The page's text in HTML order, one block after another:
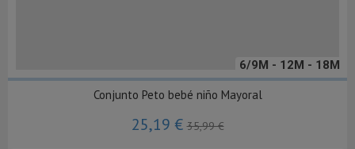
6/9M - 12M - 18M
Conjunto Peto bebé niño Mayoral
25,19 €35,99 €